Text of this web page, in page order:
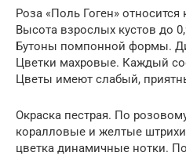
Роза «Поль Гоген»
Высота взрослых кустов до
Бутоны помпонной формы.
Цветки махровые. Каждый
Цветы имеют слабый,
Окраска пестрая. По
коралловые и желтые
цветка динамичные нотки.